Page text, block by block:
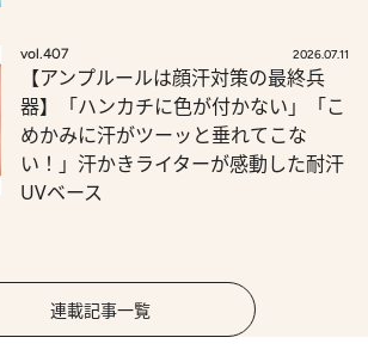
vol.407 2026.07.11
【アンプルールは顔汗対策の最終兵
器】「ハンカチに色が付かない」「こ
めかみに汗がツーッと垂れてこな
い！」汗かきライターが感動した耐汗
UVベース
連載記事一覧